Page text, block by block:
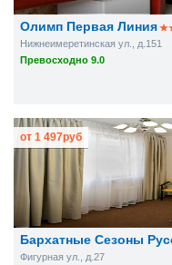
Олимп Первая Линия
Нижнеимеретинская ул., д.151
Превосходно 9.0
Бархатные Сезоны
Фигурная ул., д.27
от 1 497руб